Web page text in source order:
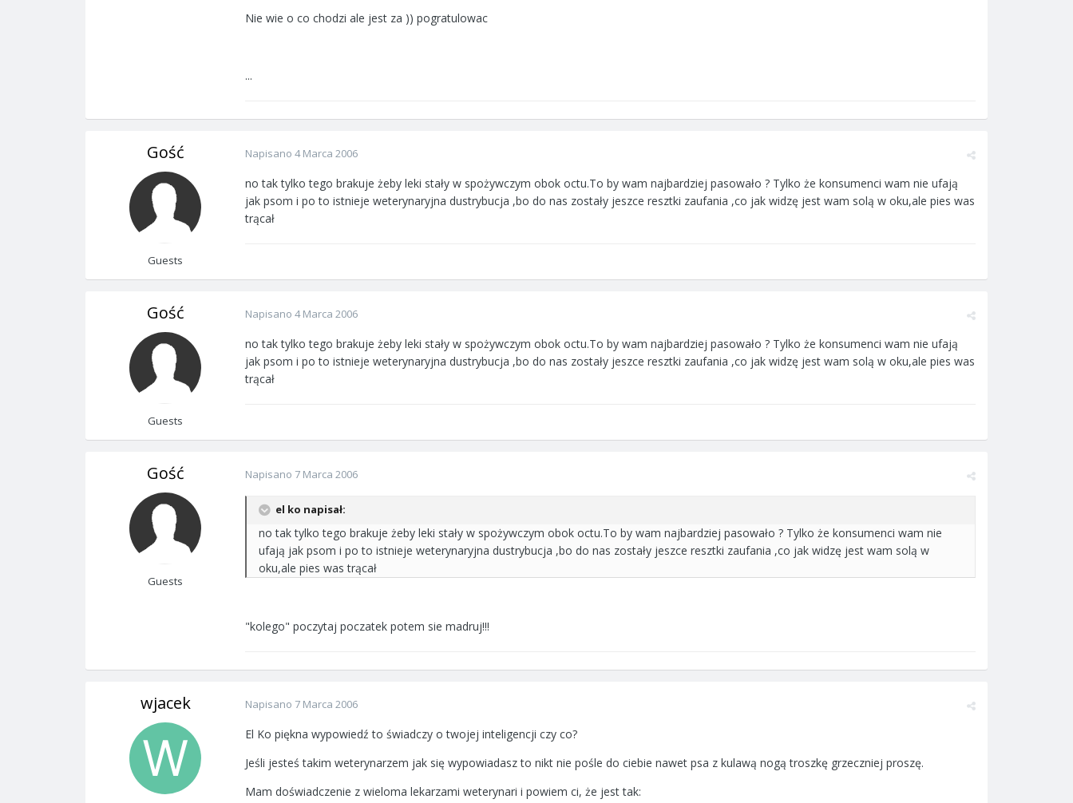
Nie wie o co chodzi ale jest za )) pogratulowac
...
Gość
Guests
Napisano 4 Marca 2006
no tak tylko tego brakuje żeby leki stały w spożywczym obok octu.To by wam najbardziej pasowało ? Tylko że konsumenci wam nie ufają
jak psom i po to istnieje weterynaryjna dustrybucja ,bo do nas zostały jeszce resztki zaufania ,co jak widzę jest wam solą w oku,ale pies was
trącał
Gość
Guests
Napisano 4 Marca 2006
no tak tylko tego brakuje żeby leki stały w spożywczym obok octu.To by wam najbardziej pasowało ? Tylko że konsumenci wam nie ufają
jak psom i po to istnieje weterynaryjna dustrybucja ,bo do nas zostały jeszce resztki zaufania ,co jak widzę jest wam solą w oku,ale pies was
trącał
Gość
Guests
Napisano 7 Marca 2006
el ko napisał:
no tak tylko tego brakuje żeby leki stały w spożywczym obok octu.To by wam najbardziej pasowało ? Tylko że konsumenci wam nie
ufają jak psom i po to istnieje weterynaryjna dustrybucja ,bo do nas zostały jeszce resztki zaufania ,co jak widzę jest wam solą w
oku,ale pies was trącał
"kolego" poczytaj poczatek potem sie madruj!!!
wjacek Napisano 7 Marca 2006
El Ko piękna wypowiedź to świadczy o twojej inteligencji czy co?
Jeśli jesteś takim weterynarzem jak się wypowiadasz to nikt nie pośle do ciebie nawet psa z kulawą nogą troszkę grzeczniej proszę.
Mam doświadczenie z wieloma lekarzami weterynari i powiem ci, że jest tak: